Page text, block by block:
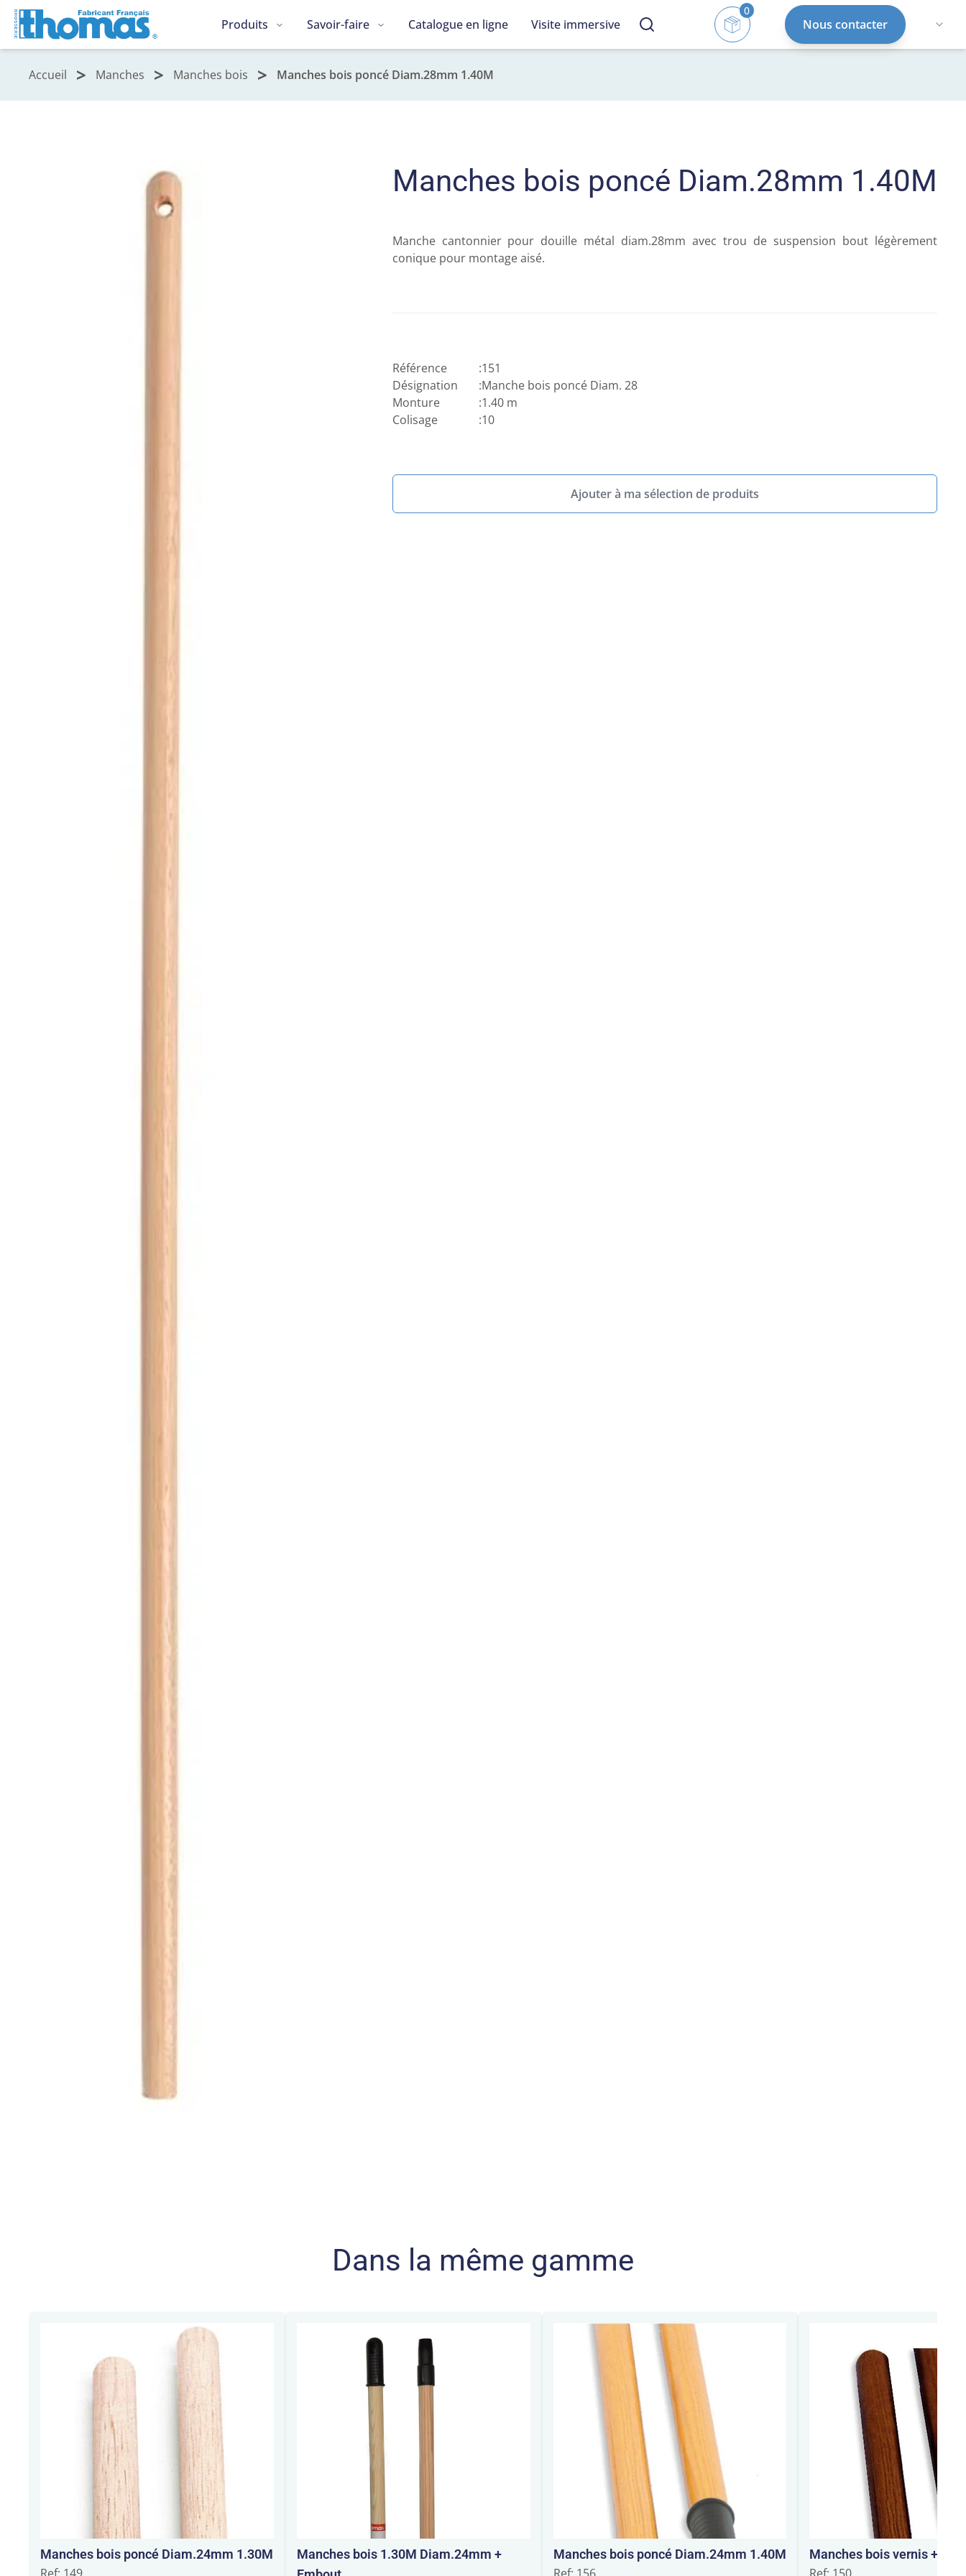
Produits Savoir-faire Catalogue en ligne Visite immersive
0
Nous contacter
Accueil Manches Manches bois Manches bois poncé Diam.28mm 1.40M
Manches bois poncé Diam.28mm 1.40M
Manche cantonnier pour douille métal diam.28mm avec trou de suspension bout légèrement
conique pour montage aisé.
Référence :151
Désignation
:Manche bois poncé Diam. 28
Monture
:1.40 m
Colisage
:10
Ajouter à ma sélection de produits
Dans la même gamme
Manches bois poncé Diam.24mm 1.30M
Manches bois 1.30M Diam.24mm +
Manches bois poncé Diam.24mm 1.40M Manches bois vernis +